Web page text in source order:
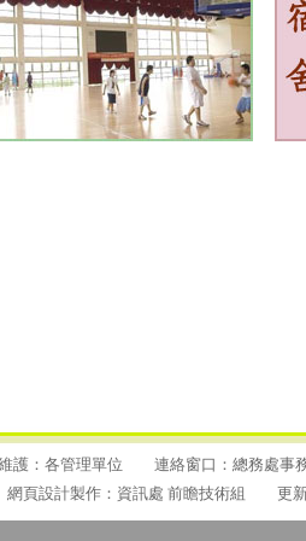
護：各管理單位 連絡窗口：總務處事務
網頁設計製作：資訊處 前瞻技術組 更新